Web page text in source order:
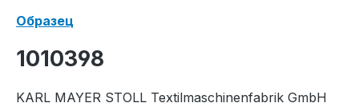
Образец
1010398
KARL MAYER STOLL Textilmaschinenfabrik GmbH